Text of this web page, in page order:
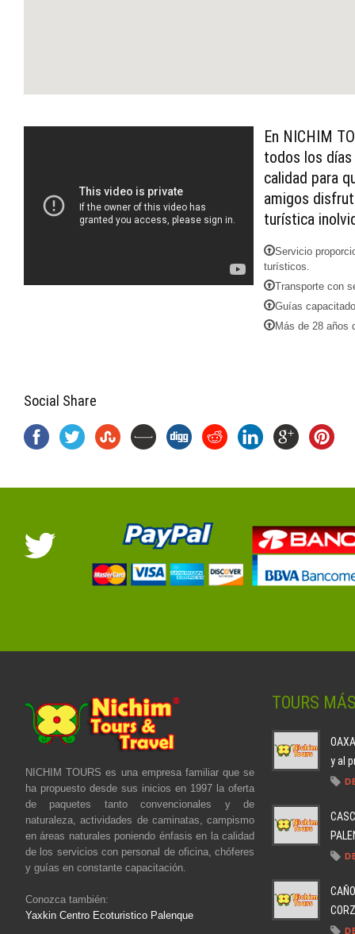
En NICHIM
todos los
calidad para
amigos
turística
Servicio
turísticos.
Transporte con
Guías
Más de 28 años
Social Share
NICHIM TOURS es una empresa familiar que se
ha propuesto desde sus inicios en 1997 la oferta
de paquetes tanto convencionales y de
naturaleza, actividades de caminatas, campismo
en áreas naturales poniendo énfasis en la calidad
de los servicios con personal de oficina, chóferes
y guías en constante capacitación.
Conozca también:
Yaxkin Centro Ecoturistico Palenque
TOURS
y al